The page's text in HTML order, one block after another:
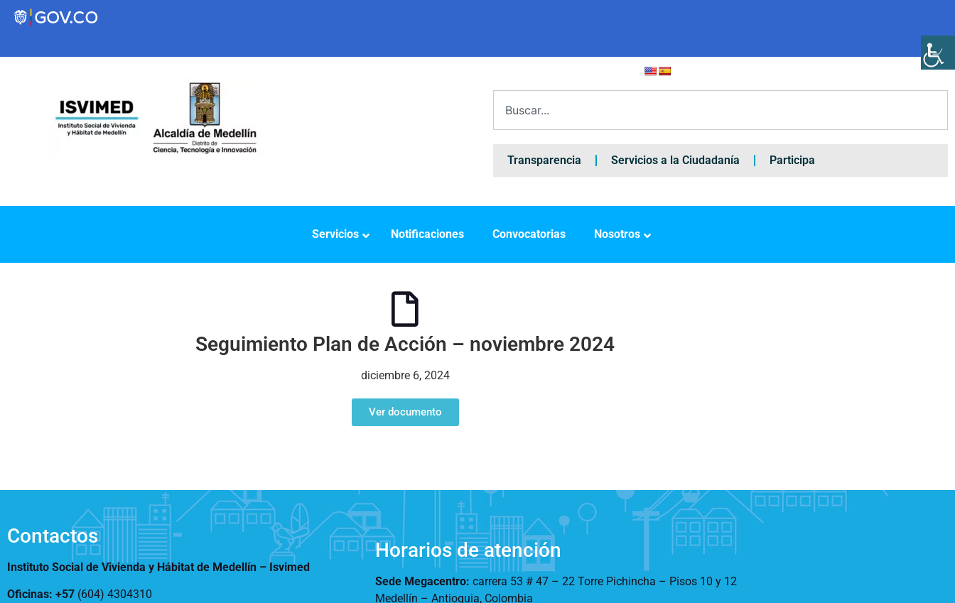
Servicios a la Ciudadanía
OPV-JVC
Contraste
Centro de relevo
Transparencia Servicios a la Ciudadanía Participa
Servicios Notificaciones Convocatorias Nosotros
Seguimiento Plan de Acción – noviembre 2024
diciembre 6, 2024
Ver documento
Contactos
Instituto Social de Vivienda y Hábitat de Medellín – Isvimed
Oficinas: +57 (604) 4304310
Horarios de atención
Sede Megacentro: carrera 53 # 47 – 22 Torre Pichincha – Pisos 10 y 12
Medellín – Antioquia, Colombia